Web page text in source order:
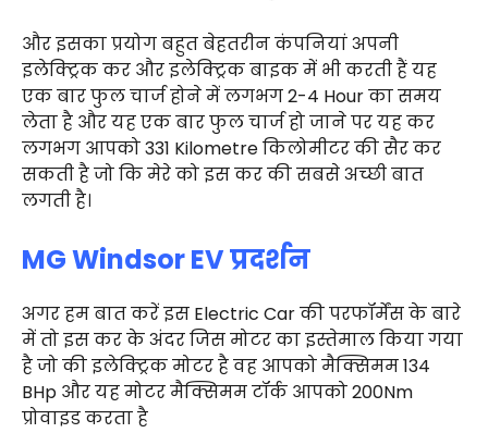
और इसका प्रयोग बहुत बेहतरीन कंपनियां अपनी
इलेक्ट्रिक कर और इलेक्ट्रिक बाइक में भी करती हैं यह
एक बार फुल चार्ज होने में लगभग 2-4 Hour का समय
लेता है और यह एक बार फुल चार्ज हो जाने पर यह कर
लगभग आपको 331 Kilometre किलोमीटर की सैर कर
सकती है जो कि मेरे को इस कर की सबसे अच्छी बात
लगती है।
MG Windsor EV प्रदर्शन
अगर हम बात करें इस Electric Car की परफॉर्मेंस के बारे
में तो इस कर के अंदर जिस मोटर का इस्तेमाल किया गया
है जो की इलेक्ट्रिक मोटर है वह आपको मैक्सिमम 134
BHp और यह मोटर मैक्सिमम टॉर्क आपको 200Nm
प्रोवाइड करता है